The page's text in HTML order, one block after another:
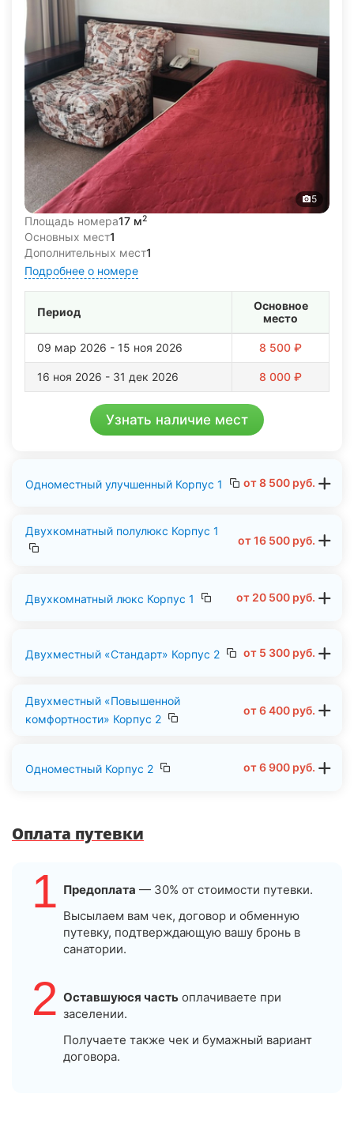
5
Площадь номера17 м2
Основных мест1
Дополнительных мест1
Подробнее о номере
Период
Основное
место
09 мар 2026 - 15 ноя 2026 8 500 ₽
16 ноя 2026 - 31 дек 2026 8 000 ₽
Узнать наличие мест
Одноместный улучшенный Корпус 1 от8 500 руб.
Двухкомнатный полулюкс Корпус 1
от16 500 руб.
Двухкомнатный люкс Корпус 1 от 20 500 руб.
Двухместный «Стандарт» Корпус 2 от 5 300 руб.
Двухместный «Повышенной
комфортности» Корпус 2
от6 400 руб.
Одноместный Корпус 2 от6 900 руб.
Оплата путевки
1 Предоплата — 30% от стоимости путевки.
Высылаем вам чек, договор и обменную
путевку, подтверждающую вашу бронь в
санатории.
2 Оставшуюся часть оплачиваете при
заселении.
Получаете также чек и бумажный вариант
договора.